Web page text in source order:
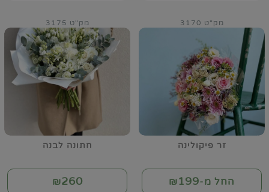
זר פיקולינה
מק"ט 3170
החל מ-₪199
חתונה לבנה
מק"ט 3175
₪260